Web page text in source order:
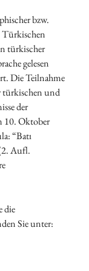
bzw.
Türkischen
türkischer
gelesen
Die Teilnahme
türkischen und
der
10. Oktober
“Batı
Aufl.
die
Sie unter: